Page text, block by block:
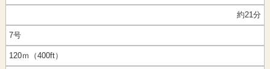
約21分
7号
120ｍ（400ft）